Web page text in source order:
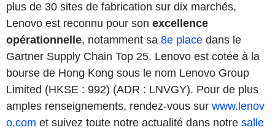
plus de 30 sites de fabrication sur dix marchés,
Lenovo est reconnu pour son excellence
opérationnelle, notamment sa 8e place dans le
Gartner Supply Chain Top 25. Lenovo est cotée à la
bourse de Hong Kong sous le nom Lenovo Group
Limited (HKSE : 992) (ADR : LNVGY). Pour de plus
amples renseignements, rendez-vous sur www.lenov
o.com et suivez toute notre actualité dans notre salle